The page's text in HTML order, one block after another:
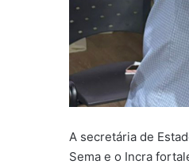
A secretária de
Sema e o Incra